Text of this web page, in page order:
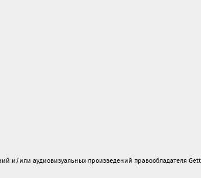
и/или аудиовизуальных произведений правообладателя